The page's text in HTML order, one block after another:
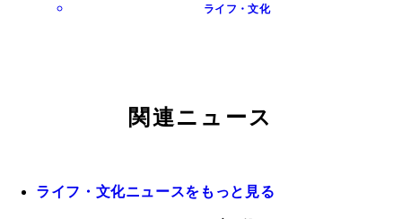
ライフ・文化
関連ニュース
ライフ・文化ニュースをもっと見る